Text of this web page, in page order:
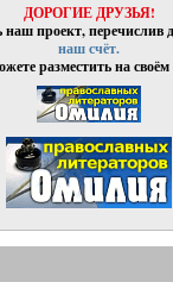
ДОРОГИЕ ДРУЗЬЯ!
проект, перечислив
наш счёт.
разместить на своём